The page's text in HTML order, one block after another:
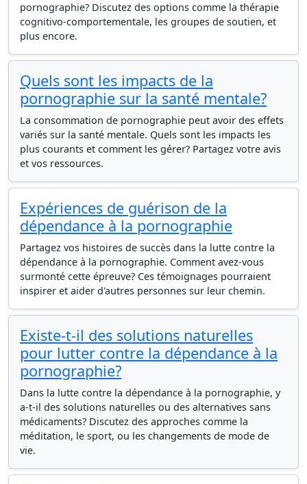
pornographie? Discutez des options comme la thérapie
cognitivo-comportementale, les groupes de soutien, et
plus encore.
Quels sont les impacts de la
pornographie sur la santé mentale?
La consommation de pornographie peut avoir des effets
variés sur la santé mentale. Quels sont les impacts les
plus courants et comment les gérer? Partagez votre avis
et vos ressources.
Expériences de guérison de la
dépendance à la pornographie
Partagez vos histoires de succès dans la lutte contre la
dépendance à la pornographie. Comment avez-vous
surmonté cette épreuve? Ces témoignages pourraient
inspirer et aider d'autres personnes sur leur chemin.
Existe-t-il des solutions naturelles
pour lutter contre la dépendance à la
pornographie?
Dans la lutte contre la dépendance à la pornographie, y
a-t-il des solutions naturelles ou des alternatives sans
médicaments? Discutez des approches comme la
méditation, le sport, ou les changements de mode de
vie.